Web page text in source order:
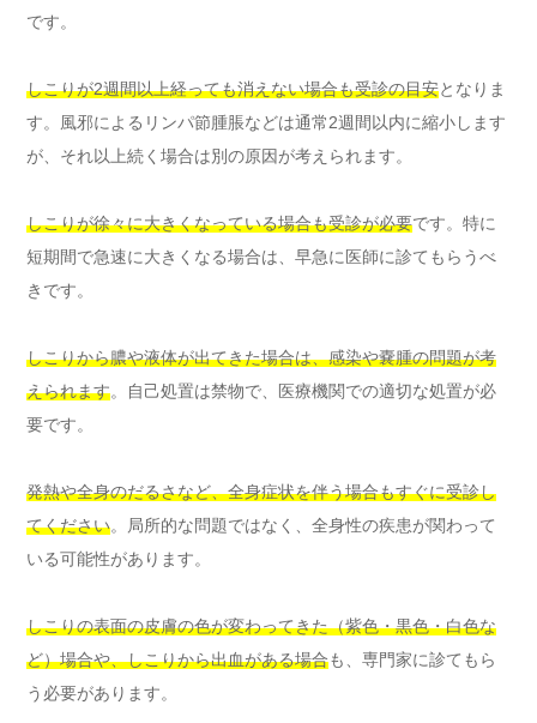
です。
しこりが2週間以上経っても消えない場合も受診の目安となりま
す。風邪によるリンパ節腫脹などは通常2週間以内に縮小します
が、それ以上続く場合は別の原因が考えられます。
しこりが徐々に大きくなっている場合も受診が必要です。特に
短期間で急速に大きくなる場合は、早急に医師に診てもらうべ
きです。
しこりから膿や液体が出てきた場合は、感染や嚢腫の問題が考
えられます。自己処置は禁物で、医療機関での適切な処置が必
要です。
発熱や全身のだるさなど、全身症状を伴う場合もすぐに受診し
てください。局所的な問題ではなく、全身性の疾患が関わって
いる可能性があります。
しこりの表面の皮膚の色が変わってきた（紫色・黒色・白色な
ど）場合や、しこりから出血がある場合も、専門家に診てもら
う必要があります。